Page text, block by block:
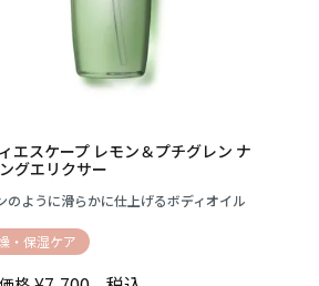
のように滑らかに仕上げるボディオイル
エスケープ レモン＆プチグレン ナ
グエリクサー
・保湿ケア